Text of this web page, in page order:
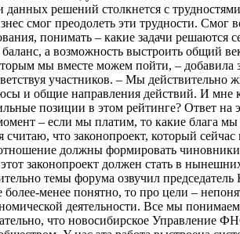
данных решений столкнется с
смог преодолеть эти трудности. Смог
понимать – какие задачи решаются
а возможность выстроить общий
мы вместе можем пойти, – добавила
участников. – Мы
и общие направления действий. И мне
позиции в этом рейтинге? Ответ
– если мы платим, то какие блага
что законопроект, который
должны формировать чиновники
законопроект должен стать в
темы форума озвучил
более-менее понятно, то про цели –
деятельности. Все мы
что новосибирское Управление